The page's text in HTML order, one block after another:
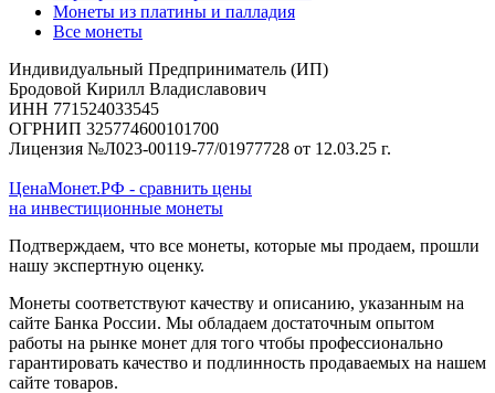
Монеты из платины и палладия
Все монеты
Индивидуальный Предприниматель (ИП)
Бродовой Кирилл Владиславович
ИНН 771524033545
ОГРНИП 325774600101700
Лицензия №Л023-00119-77/01977728 от 12.03.25 г.
ЦенаМонет.РФ - сравнить цены
на инвестиционные монеты
Подтверждаем, что все монеты, которые мы продаем, прошли
нашу экспертную оценку.
Монеты соответствуют качеству и описанию, указанным на
сайте Банка России. Мы обладаем достаточным опытом
работы на рынке монет для того чтобы профессионально
гарантировать качество и подлинность продаваемых на нашем
сайте товаров.